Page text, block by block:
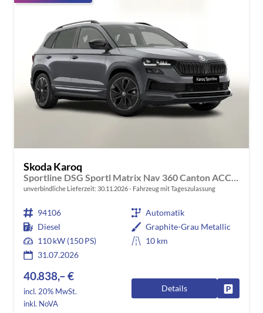
Skoda Karoq
Sportline DSG Sportl Matrix Nav 360 Canton ACC Kessy
unverbindliche Lieferzeit: 30.11.2026 Fahrzeug mit Tageszulassung
94106
Automatik
Diesel
Graphite-Grau Metallic
110 kW (150 PS)
10 km
31.07.2026
40.838,– €
incl. 20% MwSt.
inkl. NoVA
Details